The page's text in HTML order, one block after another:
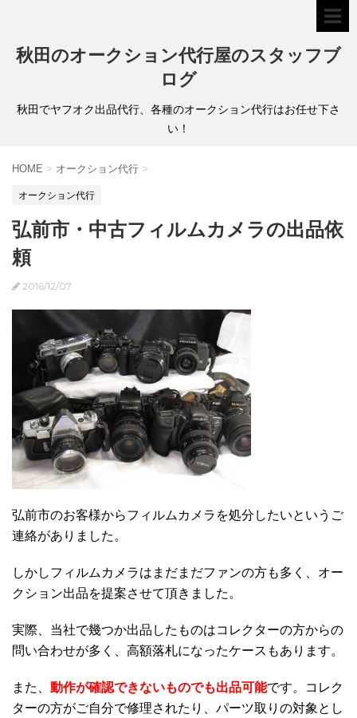
秋田のオークション代行屋のスタッフブ
ログ
秋田でヤフオク出品代行、各種のオークション代行はお任せ下さ
い！
HOME > オークション代行 >
オークション代行
弘前市・中古フィルムカメラの出品依
頼
2016/12/07
弘前市のお客様からフィルムカメラを処分したいというご
連絡がありました。
しかしフィルムカメラはまだまだファンの方も多く、オー
クション出品を提案させて頂きました。
実際、当社で幾つか出品したものはコレクターの方からの
問い合わせが多く、高額落札になったケースもあります。
また、 動作が確認できないものでも出品可能です。コレク
ターの方がご自分で修理されたり、パーツ取りの対象とし